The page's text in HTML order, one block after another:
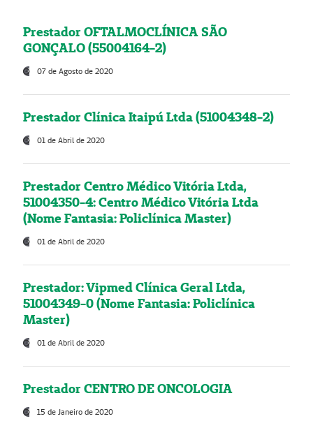
Prestador OFTALMOCLÍNICA SÃO
GONÇALO (55004164-2)
07 de Agosto de 2020
Prestador Clínica Itaipú Ltda (51004348-2)
01 de Abril de 2020
Prestador Centro Médico Vitória Ltda,
51004350-4: Centro Médico Vitória Ltda
(Nome Fantasia: Policlínica Master)
01 de Abril de 2020
Prestador: Vipmed Clínica Geral Ltda,
51004349-0 (Nome Fantasia: Policlínica
Master)
01 de Abril de 2020
Prestador CENTRO DE ONCOLOGIA
15 de Janeiro de 2020